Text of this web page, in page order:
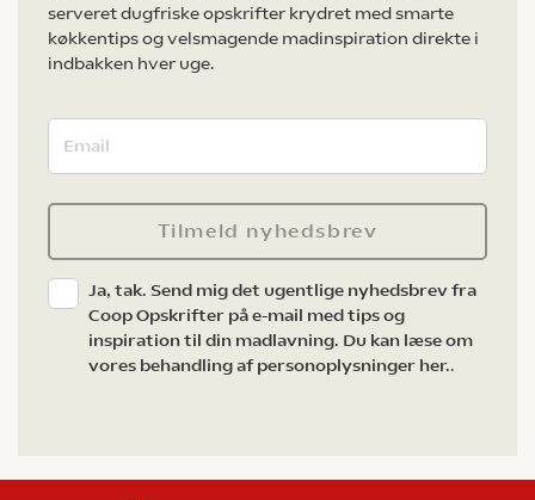
serveret dugfriske opskrifter krydret med smarte
køkkentips og velsmagende madinspiration direkte i
indbakken hver uge.
Tilmeld nyhedsbrev
Ja, tak. Send mig det ugentlige nyhedsbrev fra
Coop Opskrifter på e-mail med tips og
inspiration til din madlavning. Du kan læse om
vores behandling af personoplysninger her..